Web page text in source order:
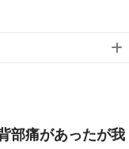
部痛があったが我